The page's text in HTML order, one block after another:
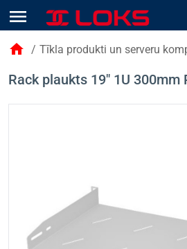
menu
home / Tīkla produkti un serveru
Rack plaukts 19" 1U 300mm